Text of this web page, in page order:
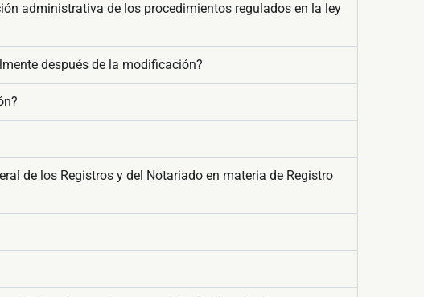
administrativa de los procedimientos regulados en la ley
después de la modificación?
de los Registros y del Notariado en materia de Registro